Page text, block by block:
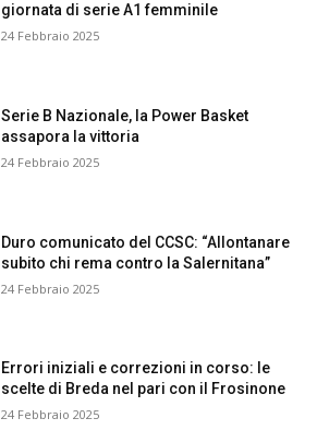
giornata di serie A1 femminile
24 Febbraio 2025
Serie B Nazionale, la Power Basket
assapora la vittoria
24 Febbraio 2025
Duro comunicato del CCSC: “Allontanare
subito chi rema contro la Salernitana”
24 Febbraio 2025
Errori iniziali e correzioni in corso: le
scelte di Breda nel pari con il Frosinone
24 Febbraio 2025